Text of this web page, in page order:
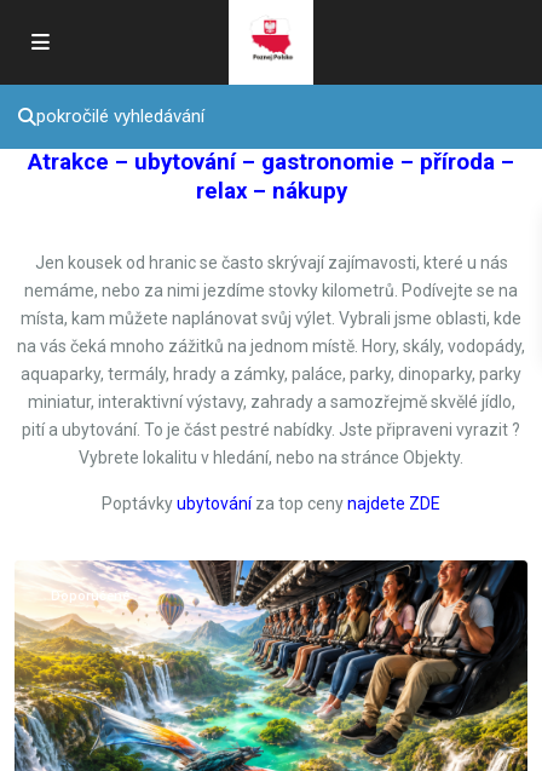
pokročilé vyhledávání
Atrakce – ubytování – gastronomie – příroda –
relax – nákupy
Jen kousek od hranic se často skrývají zajímavosti, které u nás
nemáme, nebo za nimi jezdíme stovky kilometrů. Podívejte se na
místa, kam můžete naplánovat svůj výlet. Vybrali jsme oblasti, kde
na vás čeká mnoho zážitků na jednom místě. Hory, skály, vodopády,
aquaparky, termály, hrady a zámky, paláce, parky, dinoparky, parky
miniatur, interaktivní výstavy, zahrady a samozřejmě skvělé jídlo,
pití a ubytování. To je část pestré nabídky. Jste připraveni vyrazit ?
Vybrete lokalitu v hledání, nebo na stránce Objekty.
Poptávkyubytováníza top cenynajdete ZDE
Krkonoše,
Doporučené